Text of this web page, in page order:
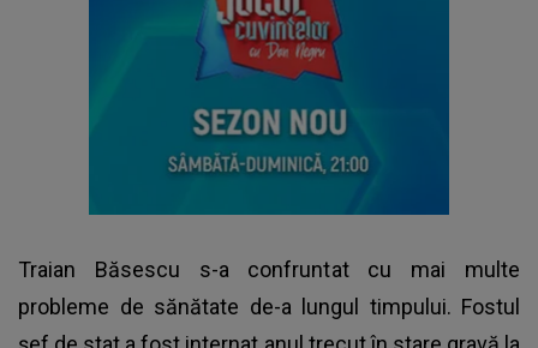
Traian Băsescu s-a confruntat cu mai multe
probleme de sănătate de-a lungul timpului. Fostul